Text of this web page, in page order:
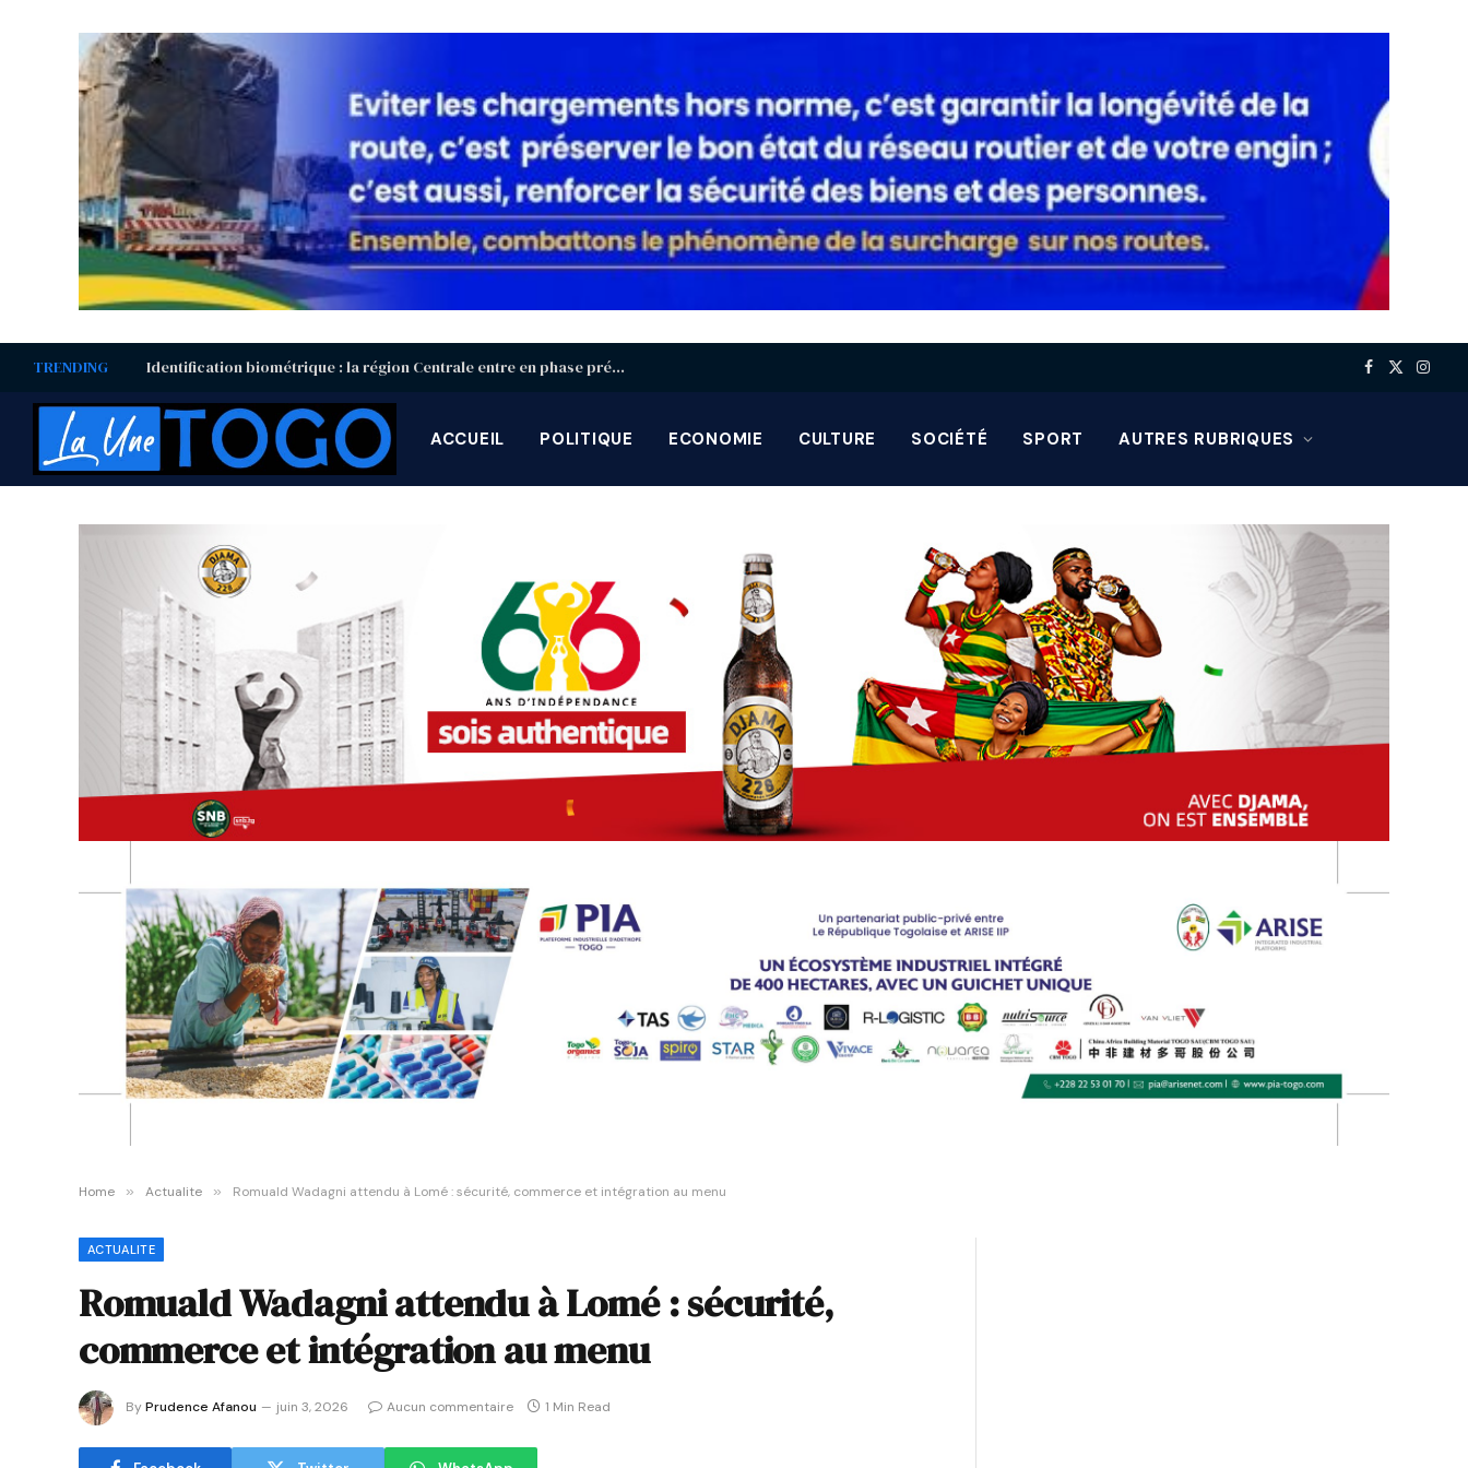
TRENDING Identification biométrique : la région Centrale entre en phase préparatoire avant la grande campagne d’août-septembre Facebook
X
ACCUEIL POLITIQUE ECONOMIE CULTURE SOCIÉTÉ SPORT AUTRES RUBRIQUES
Home » Actualite » Romuald Wadagni attendu à Lomé : sécurité, commerce et intégration au menu
ACTUALITE
Romuald Wadagni attendu à Lomé : sécurité,
commerce et intégration au menu
ByPrudence Afanou juin 3, 2026 Aucun commentaire 1 Min Read